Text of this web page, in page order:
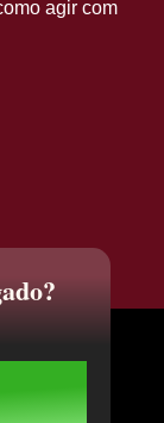
agir com